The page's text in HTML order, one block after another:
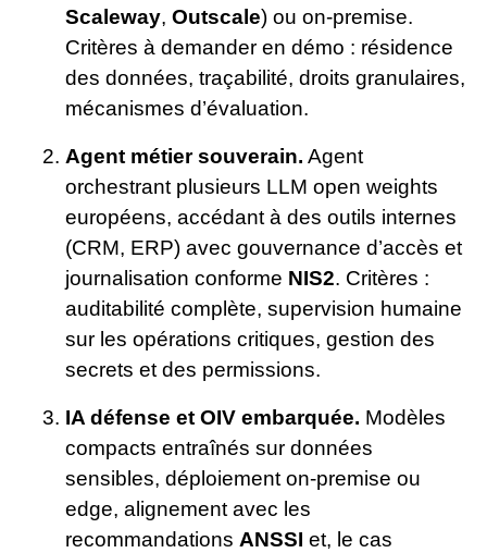
Scaleway, Outscale) ou on-premise.
Critères à demander en démo : résidence
des données, traçabilité, droits granulaires,
mécanismes d’évaluation.
Agent métier souverain. Agent
orchestrant plusieurs LLM open weights
européens, accédant à des outils internes
(CRM, ERP) avec gouvernance d’accès et
journalisation conforme NIS2. Critères :
auditabilité complète, supervision humaine
sur les opérations critiques, gestion des
secrets et des permissions.
IA défense et OIV embarquée. Modèles
compacts entraînés sur données
sensibles, déploiement on-premise ou
edge, alignement avec les
recommandations ANSSI et, le cas